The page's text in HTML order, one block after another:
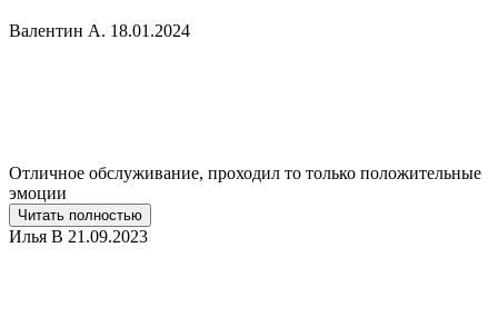
Валентин А. 18.01.2024
Отличное обслуживание, проходил то только положительные
эмоции
Читать полностью
Илья В 21.09.2023